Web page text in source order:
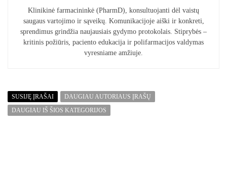
Klinikinė farmacininkė (PharmD), konsultuojanti dėl vaistų
saugaus vartojimo ir sąveikų. Komunikacijoje aiški ir konkreti,
sprendimus grindžia naujausiais gydymo protokolais. Stiprybės –
kritinis požiūris, paciento edukacija ir polifarmacijos valdymas
vyresniame amžiuje.
SUSIJĘ ĮRAŠAI
DAUGIAU AUTORIAUS ĮRAŠŲ
DAUGIAU IŠ ŠIOS KATEGORIJOS